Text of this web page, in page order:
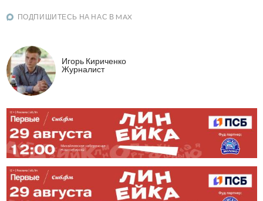
ПОДПИШИТЕСЬ НА НАС В MAX
Игорь Кириченко
Журналист